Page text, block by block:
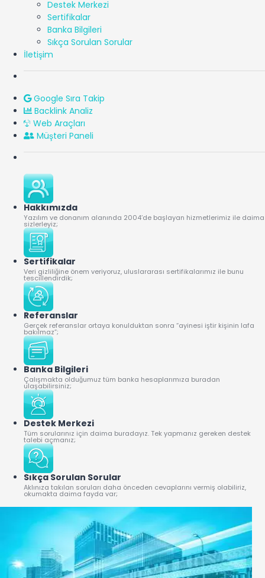
Destek Merkezi
Sertifikalar
Banka Bilgileri
Sıkça Sorulan Sorular
İletişim
Google Sıra Takip
Backlink Analiz
Web Araçları
Müşteri Paneli
Hakkımızda
Yazılım ve donanım alanında 2004’de başlayan hizmetlerimiz ile daima
sizlerleyiz;
Sertifikalar
Veri gizliliğine önem veriyoruz, uluslararası sertifikalarımız ile bunu
tescillendirdik;
Referanslar
Gerçek referanslar ortaya konulduktan sonra “ayinesi iştir kişinin lafa
bakılmaz”;
Banka Bilgileri
Çalışmakta olduğumuz tüm banka hesaplarımıza buradan
ulaşabilirsiniz;
Destek Merkezi
Tüm sorularınız için daima buradayız. Tek yapmanız gereken destek
talebi açmanız;
Sıkça Sorulan Sorular
Aklınıza takılan soruları daha önceden cevaplarını vermiş olabiliriz,
okumakta daima fayda var;